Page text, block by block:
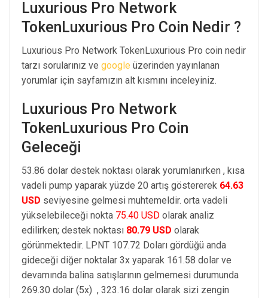
Luxurious Pro Network
TokenLuxurious Pro Coin Nedir ?
Luxurious Pro Network TokenLuxurious Pro coin nedir
tarzı sorularınız ve google üzerinden yayınlanan
yorumlar için sayfamızın alt kısmını inceleyiniz.
Luxurious Pro Network
TokenLuxurious Pro Coin
Geleceği
53.86 dolar destek noktası olarak yorumlanırken , kısa
vadeli pump yaparak yüzde 20 artış göstererek 64.63
USD seviyesine gelmesi muhtemeldir. orta vadeli
yükselebileceği nokta 75.40 USD olarak analiz
edilirken; destek noktası 80.79 USD olarak
görünmektedir. LPNT 107.72 Doları gördüğü anda
gideceği diğer noktalar 3x yaparak 161.58 dolar ve
devamında balina satışlarının gelmemesi durumunda
269.30 dolar (5x) , 323.16 dolar olarak sizi zengin